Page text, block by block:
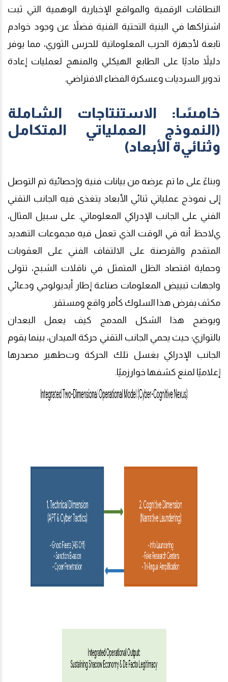
النطاقات الرقمية والمواقع الإخبارية الوهمية التي ثبت
اشتراكها في البنية التحتية الفنية فضلاً عن وجود خوادم
تابعة لأجهزة الحرب المعلوماتية للحرس الثوري، مما يوفر
دليلاً ماديًا على الطابع الهيكلي والمنهج لعمليات إعادة
تدوير السرديات وعسكرة الفضاء الافتراضي.
خامسًا: الاستنتاجات الشاملة
(النموذج العملياتي المتكامل
وثنائية الأبعاد)
وبناءً على ما تم عرضه من بيانات فنية وإحصائية تم التوصل
إلى نموذج عملياتي ثنائي الأبعاد يتغذى فيه الجانب التقني
الفني على الجانب الإدراكي المعلوماتي. على سبيل المثال،
يلاحظ أنه في الوقت الذي تعمل فيه مجموعات التهديد
المتقدم والقرصنة على الالتفاف الفني على العقوبات
وحماية اقتصاد الظل المتمثل في ناقلات الشبح، تتولى
واجهات تبييض المعلومات صناعة إطار أيديولوجي ودعائي
مكثف يفرض هذا السلوك كأمر واقع ومستقر.
ويوضح هذا الشكل المدمج كيف يعمل البعدان
بالتوازي؛ حيث يحمي الجانب التقني حركة الميدان، بينما يقوم
الجانب الإدراكي بغسل تلك الحركة وتطهير
مصدرها
إعلاميًا لمنع كشفها خوارزميًا.